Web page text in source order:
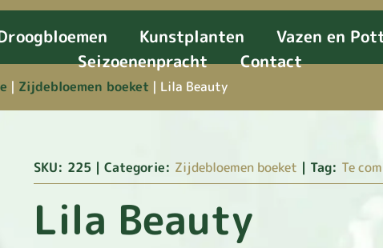
Kunstplanten Vazen en
Seizoenenpracht
Contact
| Zijdebloemen boeket | Lila Beauty
SKU: 225 Categorie: Zijdebloemen boeket Tag: Te
Lila Beauty